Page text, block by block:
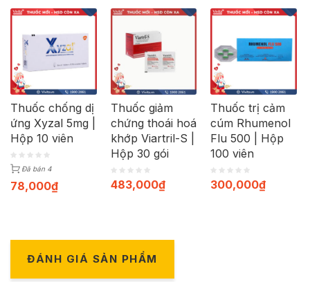
Thuốc chống dị
ứng Xyzal 5mg |
Hộp 10 viên
Đã bán 4
78,000₫
Thuốc giảm
chứng thoái hoá
khớp Viartril-S |
Hộp 30 gói
483,000₫
Thuốc trị cảm
cúm Rhumenol
Flu 500 | Hộp
100 viên
300,000₫
ĐÁNH GIÁ SẢN PHẨM